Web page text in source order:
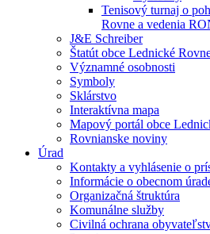
Tenisový turnaj o
Rovne a vedenia
J&E Schreiber
Štatút obce Lednické
Významné osobnosti
Symboly
Sklárstvo
Interaktívna mapa
Mapový portál obce
Rovnianske noviny
Úrad
Kontakty a vyhlásenie o
Informácie o obecnom
Organizačná štruktúra
Komunálne služby
Civilná ochrana